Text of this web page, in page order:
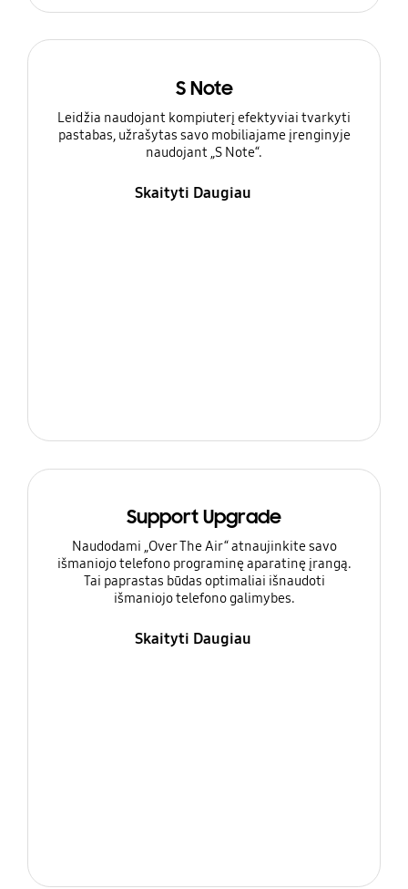
S Note
Leidžia naudojant kompiuterį efektyviai tvarkyti
pastabas, užrašytas savo mobiliajame įrenginyje
naudojant „S Note“.
Skaityti Daugiau
Support Upgrade
Naudodami „Over The Air“ atnaujinkite savo
išmaniojo telefono programinę aparatinę įrangą.
Tai paprastas būdas optimaliai išnaudoti
išmaniojo telefono galimybes.
Skaityti Daugiau